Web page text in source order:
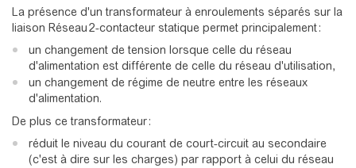
La présence d'un transformateur à enroulements séparés sur la
liaison Réseau 2-contacteur statique permet principalement :
un changement de tension lorsque celle du réseau
d'alimentation est différente de celle du réseau d'utilisation,
un changement de régime de neutre entre les réseaux
d'alimentation.
De plus ce transformateur :
réduit le niveau du courant de court-circuit au secondaire
(c'est à dire sur les charges) par rapport à celui du réseau